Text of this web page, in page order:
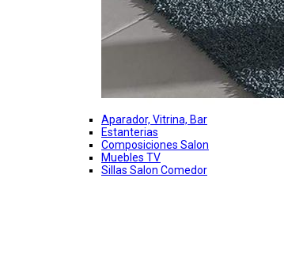
Aparador, Vitrina, Bar
Estanterias
Composiciones Salon
Muebles TV
Sillas Salon Comedor